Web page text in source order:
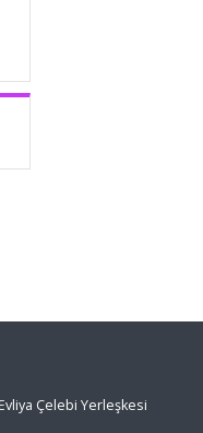
Çelebi Yerleşkesi